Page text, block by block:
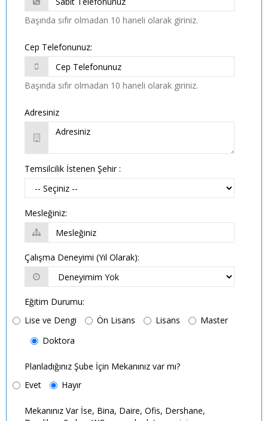
Başında sıfır olmadan 10 haneli olarak giriniz.
Cep Telefonunuz:
Başında sıfır olmadan 10 haneli olarak giriniz.
Adresiniz
Temsilcilik İstenen Şehir :
Mesleğiniz:
Çalışma Deneyimi (Yıl Olarak):
Eğitim Durumu:
Lise ve Dengi
Ön Lisans Lisans
Master
Doktora
Planladığınız Şube İçin Mekanınız var mı?
Evet
Hayır
Mekanınız Var İse, Bina, Daire, Ofis, Dershane,